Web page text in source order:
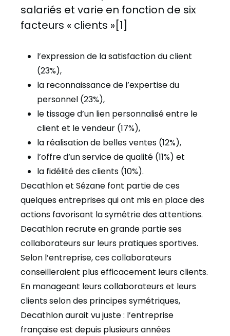
salariés et varie en fonction de six
facteurs « clients »[1]
l’expression de la satisfaction du client
(23%),
la reconnaissance de l’expertise du
personnel (23%),
le tissage d’un lien personnalisé entre le
client et le vendeur (17%),
la réalisation de belles ventes (12%),
l’offre d’un service de qualité (11%) et
la fidélité des clients (10%).
Decathlon et Sézane font partie de ces
quelques entreprises qui ont mis en place des
actions favorisant la symétrie des attentions.
Decathlon recrute en grande partie ses
collaborateurs sur leurs pratiques sportives.
Selon l’entreprise, ces collaborateurs
conseilleraient plus efficacement leurs clients.
En manageant leurs collaborateurs et leurs
clients selon des principes symétriques,
Decathlon aurait vu juste : l’entreprise
française est depuis plusieurs années